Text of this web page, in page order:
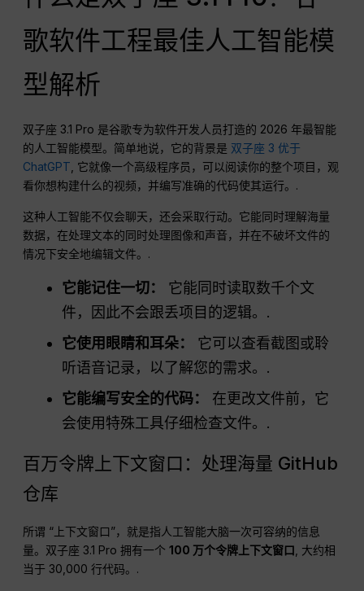
歌软件工程最佳人工智能模
型解析
双子座 3.1 Pro 是谷歌专为软件开发人员打造的 2026 年最智能
的人工智能模型。简单地说，它的背景是 双子座 3 优于
ChatGPT, 它就像一个高级程序员，可以阅读你的整个项目，观
看你想构建什么的视频，并编写准确的代码使其运行。.
这种人工智能不仅会聊天，还会采取行动。它能同时理解海量
数据，在处理文本的同时处理图像和声音，并在不破坏文件的
情况下安全地编辑文件。.
它能记住一切：
它能同时读取数千个文
件，因此不会跟丢项目的逻辑。.
它使用眼睛和耳朵：
它可以查看截图或聆
听语音记录，以了解您的需求。.
它能编写安全的代码：
在更改文件前，它
会使用特殊工具仔细检查文件。.
百万令牌上下文窗口：处理海量 GitHub
仓库
所谓 “上下文窗口”，就是指人工智能大脑一次可容纳的信息
量。双子座 3.1 Pro 拥有一个100 万个令牌上下文窗口 , 大约相
当于 30,000 行代码。.